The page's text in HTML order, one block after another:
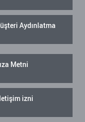
Aydınlatma
Metni
izni